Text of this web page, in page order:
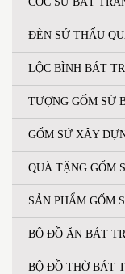
ĐÈN SỨ THẤU
LỘC BÌNH BÁT
TƯỢNG GỐM SỨ
GỐM SỨ XÂY
QUÀ TẶNG GỐM
SẢN PHẨM GỐM
BỘ ĐỒ ĂN BÁT
BỘ ĐỒ THỜ BÁT